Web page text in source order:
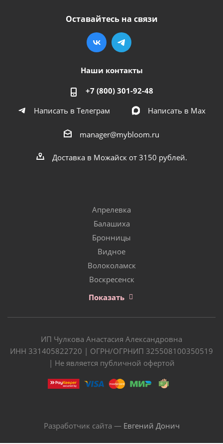
Оставайтесь на связи
Наши контакты
+7 (800) 301-92-48
Написать в Телеграм
Написать в Мах
manager@mybloom.ru
Доставка в Можайск от 3150 рублей.
Апрелевка
Балашиха
Бронницы
Видное
Волоколамск
Воскресенск
Показать
ИП Чулкова Анастасия Александровна
ИНН 331405822720 | ОГРН/ОГРНИП 325508100350519
| Не является публичной офертой
Разработчик сайта — Евгений Донич